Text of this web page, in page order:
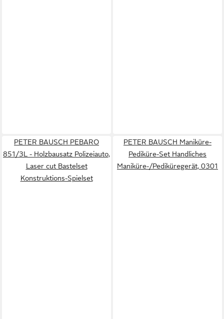
PETER BAUSCH PEBARO
851/3L - Holzbausatz Polizeiauto,
Laser cut Bastelset
Konstruktions-Spielset
PETER BAUSCH Maniküre-
Pediküre-Set Handliches
Maniküre-/Pediküregerät, 0301